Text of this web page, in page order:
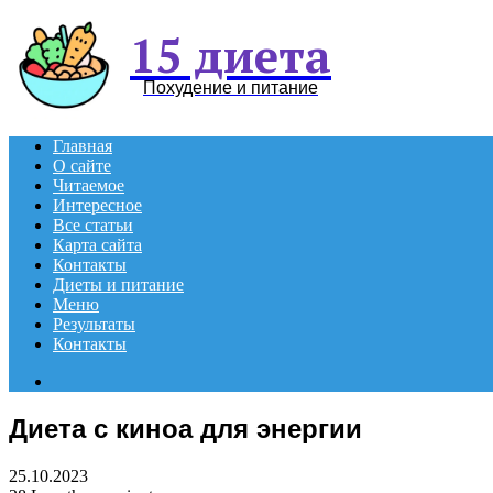
15 диета
Похудение и питание
Главная
О сайте
Читаемое
Интересное
Все статьи
Карта сайта
Контакты
Диеты и питание
Меню
Результаты
Контакты
Диета с киноа для энергии
25.10.2023